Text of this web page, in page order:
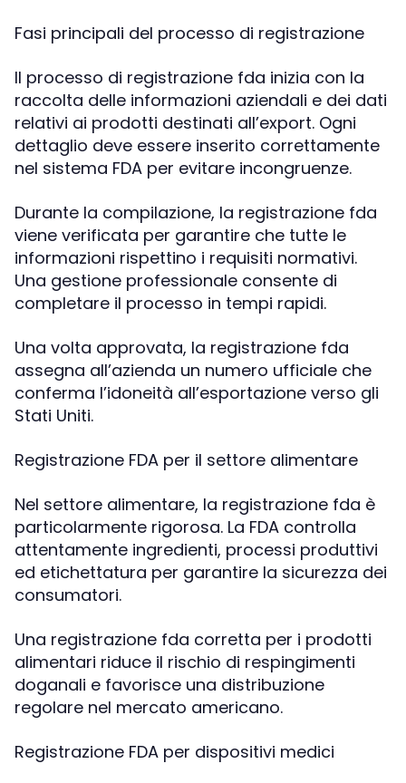
Fasi principali del processo di registrazione
Il processo di registrazione fda inizia con la
raccolta delle informazioni aziendali e dei dati
relativi ai prodotti destinati all’export. Ogni
dettaglio deve essere inserito correttamente
nel sistema FDA per evitare incongruenze.
Durante la compilazione, la registrazione fda
viene verificata per garantire che tutte le
informazioni rispettino i requisiti normativi.
Una gestione professionale consente di
completare il processo in tempi rapidi.
Una volta approvata, la registrazione fda
assegna all’azienda un numero ufficiale che
conferma l’idoneità all’esportazione verso gli
Stati Uniti.
Registrazione FDA per il settore alimentare
Nel settore alimentare, la registrazione fda è
particolarmente rigorosa. La FDA controlla
attentamente ingredienti, processi produttivi
ed etichettatura per garantire la sicurezza dei
consumatori.
Una registrazione fda corretta per i prodotti
alimentari riduce il rischio di respingimenti
doganali e favorisce una distribuzione
regolare nel mercato americano.
Registrazione FDA per dispositivi medici